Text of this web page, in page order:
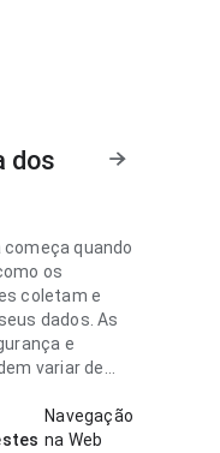
dos
quando
os
coletam e
dados. As
e
variar de
Navegação
na Web